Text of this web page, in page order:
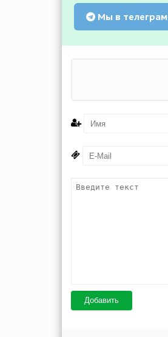
Мы в телеграм
Добавить